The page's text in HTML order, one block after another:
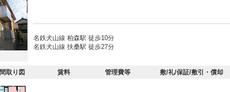
名鉄犬山線 柏森駅 徒歩10分
名鉄犬山線 扶桑駅 徒歩27分
間取り図 賃料 管理費等 敷/礼/保証/敷引・償却